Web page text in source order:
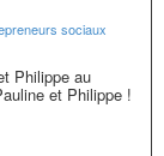
sociaux
Philippe au
et Philippe !